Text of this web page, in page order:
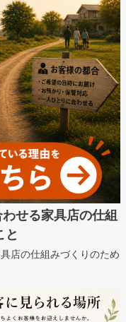
せる家具店の仕組
と
店の仕組みづくりのため